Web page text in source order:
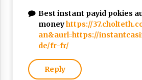
Best instant payid pokies
moneyhttps://
an&aurl=https://
de/fr-fr/
Reply